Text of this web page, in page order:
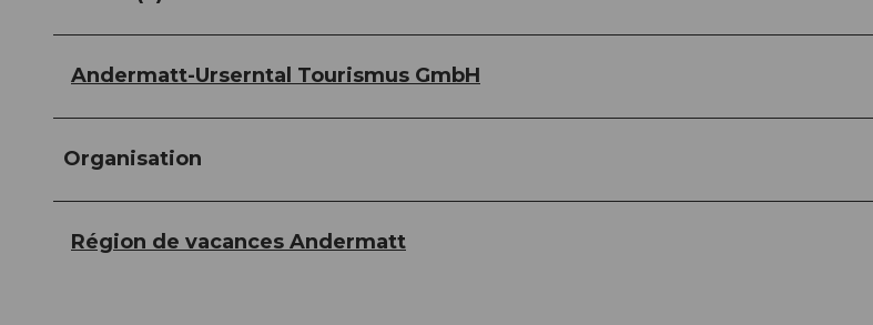
Andermatt-Urserntal Tourismus GmbH
Organisation
Région de vacances Andermatt